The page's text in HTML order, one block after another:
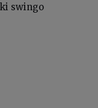
swingo